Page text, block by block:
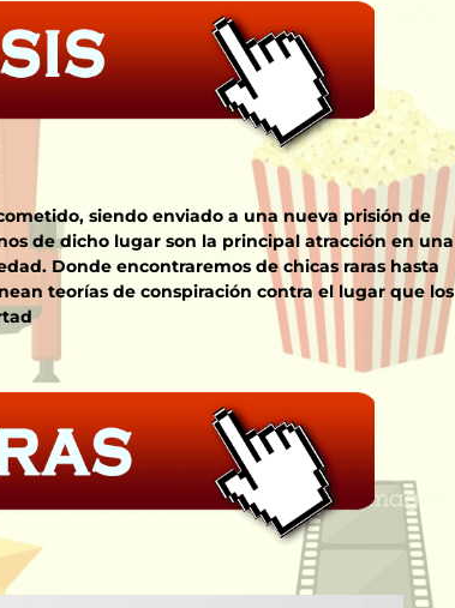
siendo enviado a una nueva prisión de
de dicho lugar son la principal atracción en una
Donde encontraremos de chicas raras hasta
teorías de conspiración contra el lugar que los